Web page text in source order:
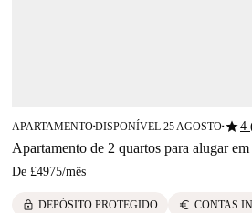
APARTAMENTO■DISPONÍVEL 25 AGOSTO■star4
Apartamento de 2 quartos para alugar
De £4975/mês
lock DEPÓSITO PROTEGIDO euro CONTAS